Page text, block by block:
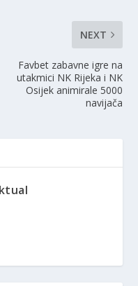
NEXT
Favbet zabavne igre na
utakmici NK Rijeka i NK
Osijek animirale 5000
navijača